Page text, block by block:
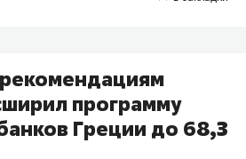
программу
Греции до 68,3